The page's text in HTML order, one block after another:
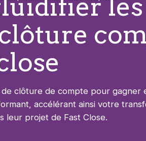
les
clôture de compte pour gagner
accélérant ainsi votre
leur projet de Fast Close.